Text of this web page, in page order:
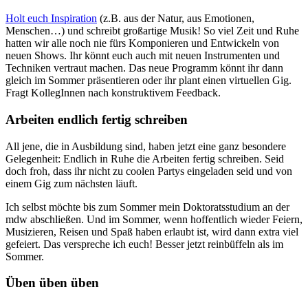
Holt euch Inspiration (z.B. aus der Natur, aus Emotionen,
Menschen…) und schreibt großartige Musik! So viel Zeit und Ruhe
hatten wir alle noch nie fürs Komponieren und Entwickeln von
neuen Shows. Ihr könnt euch auch mit neuen Instrumenten und
Techniken vertraut machen. Das neue Programm könnt ihr dann
gleich im Sommer präsentieren oder ihr plant einen virtuellen Gig.
Fragt KollegInnen nach konstruktivem Feedback.
Arbeiten endlich fertig schreiben
All jene, die in Ausbildung sind, haben jetzt eine ganz besondere
Gelegenheit: Endlich in Ruhe die Arbeiten fertig schreiben. Seid
doch froh, dass ihr nicht zu coolen Partys eingeladen seid und von
einem Gig zum nächsten läuft.
Ich selbst möchte bis zum Sommer mein Doktoratsstudium an der
mdw abschließen. Und im Sommer, wenn hoffentlich wieder Feiern,
Musizieren, Reisen und Spaß haben erlaubt ist, wird dann extra viel
gefeiert. Das verspreche ich euch! Besser jetzt reinbüffeln als im
Sommer.
Üben üben üben